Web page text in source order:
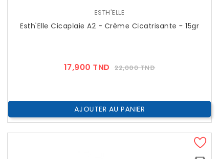
ESTH'ELLE
Esth'Elle Cicaplaie A2 - Crème Cicatrisante - 15gr
17,900 TND Prix
22,000 TNDPrix
AJOUTER AU PANIER